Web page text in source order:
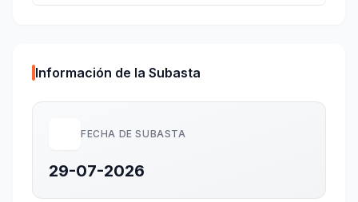
Información de la Subasta
FECHA DE SUBASTA
29-07-2026